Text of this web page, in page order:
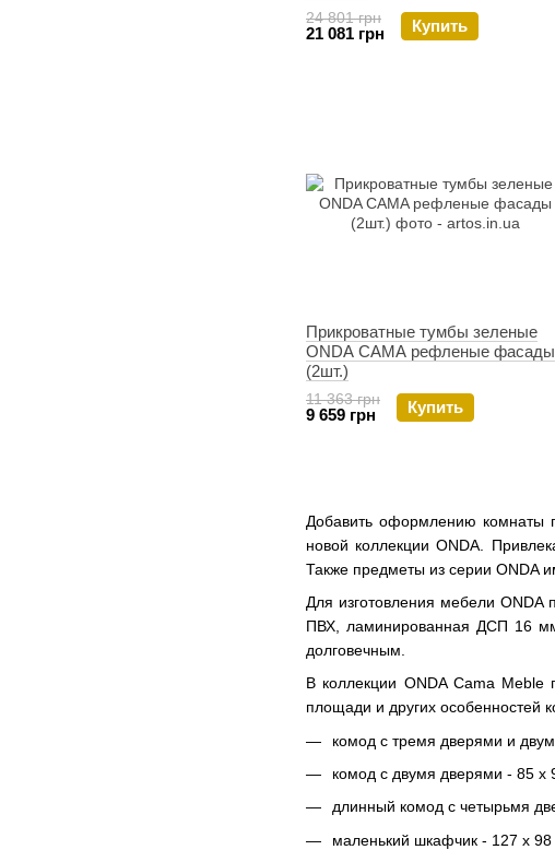
Добавить оформлению комнаты
новой коллекции ONDA.
Также предметы из серии ONDA
Для изготовления мебели
ПВХ, ламинированная ДСП 16
долговечным.
В коллекции ONDA Cama Meble
площади и других особенностей
комод с тремя дверями и
комод с двумя дверями - 85
длинный комод с четырьмя
маленький шкафчик - 127 х
24 801 грн
21 081 грн Купить
Прикроватные тумбы зеленые
ONDA CAMA рефленые фасады
(2шт.)
11 363 грн
9 659 грн Купить